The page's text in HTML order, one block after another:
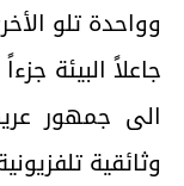
وواحدة تلو
جاعلاً البيئة
الى جمهور
وثائقية